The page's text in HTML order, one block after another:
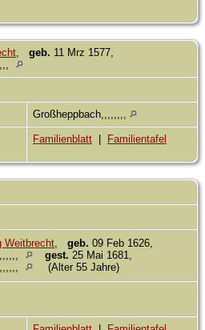
geb. 11 Mrz 1577,
Großheppbach,,,,,,,,
Familienblatt Familientafel
Weitbrecht geb. 09 Feb 1626,
gest. 25 Mai 1681,
(Alter 55 Jahre)